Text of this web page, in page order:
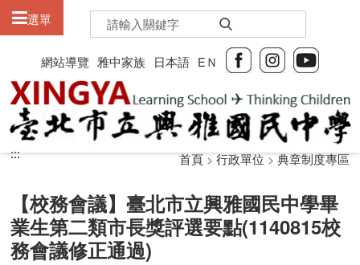
網站導覽 雅中家族 日本語 EＮ
選單
:::
:::
【校務會議】臺北市立興雅國民中學畢
業生第二類市長獎評選要點(1140815校
務會議修正通過)
首頁>行政單位>典章制度專區